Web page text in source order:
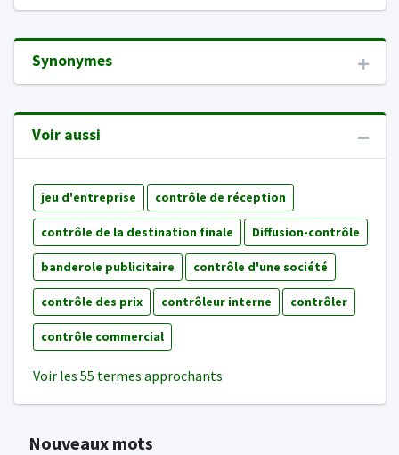
Synonymes
Voir aussi
jeu d'entreprise contrôle de réception
contrôle de la destination finale Diffusion-contrôle
banderole publicitaire contrôle d'une société
contrôle des prix contrôleur interne contrôler
contrôle commercial
Voir les 55 termes approchants
Nouveaux mots